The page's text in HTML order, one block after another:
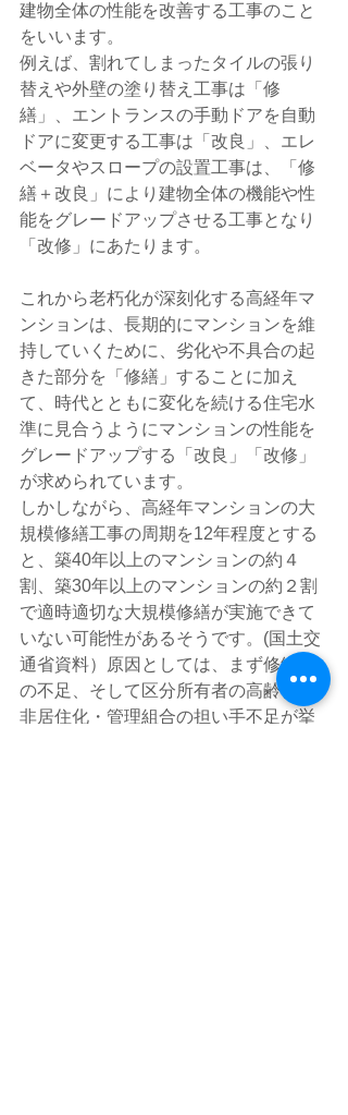
建物全体の性能を改善する工事のこと
をいいます。
例えば、割れてしまったタイルの張り
替えや外壁の塗り替え工事は「修
繕」、エントランスの手動ドアを自動
ドアに変更する工事は「改良」、エレ
ベータやスロープの設置工事は、「修
繕＋改良」により建物全体の機能や性
能をグレードアップさせる工事となり
「改修」にあたります。
これから老朽化が深刻化する高経年マ
ンションは、長期的にマンションを維
持していくために、劣化や不具合の起
きた部分を「修繕」することに加え
て、時代とともに変化を続ける住宅水
準に見合うようにマンションの性能を
グレードアップする「改良」「改修」
が求められています。
しかしながら、高経年マンションの大
規模修繕工事の周期を12年程度とする
と、築40年以上のマンションの約４
割、築30年以上のマンションの約２割
で適時適切な大規模修繕が実施できて
いない可能性があるそうです。(国土交
通省資料）原因としては、まず修繕費
の不足、そして区分所有者の高齢化・
非居住化・管理組合の担い手不足が挙